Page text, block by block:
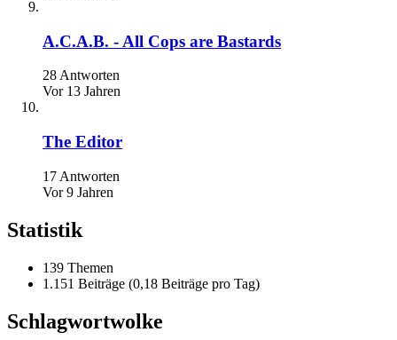
A.C.A.B. - All Cops are Bastards
28 Antworten
Vor 13 Jahren
The Editor
17 Antworten
Vor 9 Jahren
Statistik
139 Themen
1.151 Beiträge (0,18 Beiträge pro Tag)
Schlagwortwolke